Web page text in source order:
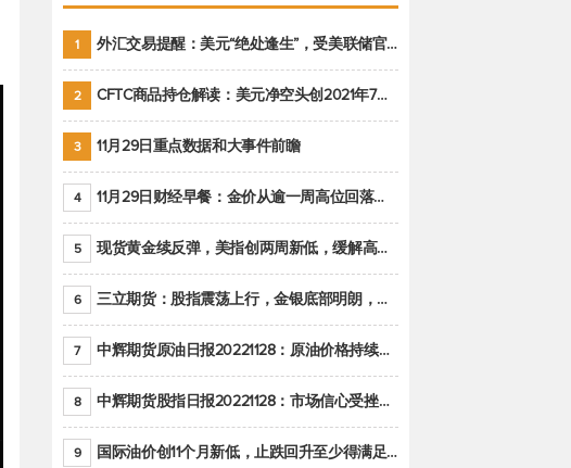
1 外汇交易提醒：美元“绝处逢生”，受美联储官员鹰派讲话支撑
2 CFTC商品持仓解读：美元净空头创2021年7月以来最大，黄金期货投机性净多头头寸减少
3 11月29日重点数据和大事件前瞻
4 11月29日财经早餐：金价从逾一周高位回落，美联储官员重申鹰派立场推动美元回升
5 现货黄金续反弹，美指创两周新低，缓解高通胀美国须治本
6 三立期货：股指震荡上行，金银底部明朗，原油偏弱走势(20221128收评)
7 中辉期货原油日报20221128：原油价格持续下降，市场关注OPEC+新一轮产能政策
8 中辉期货股指日报20221128：市场信心受挫，股指全线回调
9 国际油价创11个月新低，止跌回升至少得满足二大条件之一